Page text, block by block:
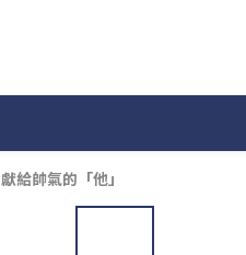
獻給帥氣的「他」